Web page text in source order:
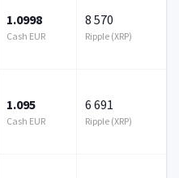
1.0998
Cash EUR
8 570
Ripple (XRP)
1.095
Cash EUR
6 691
Ripple (XRP)